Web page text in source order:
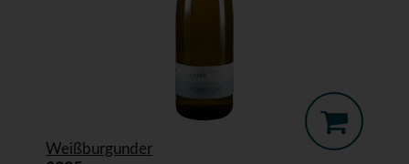
Weißburgunder